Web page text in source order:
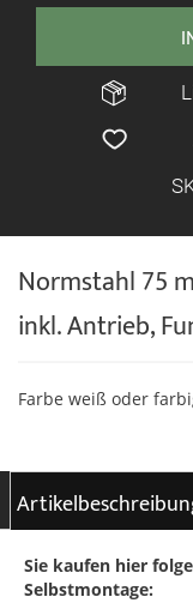
Normstahl 75
inkl. Antrieb,
Farbe weiß oder
Sie kaufen hier
Selbstmontage: